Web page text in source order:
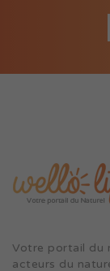
Votre portail du
acteurs du